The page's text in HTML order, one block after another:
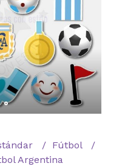
Fútbol
Argentina